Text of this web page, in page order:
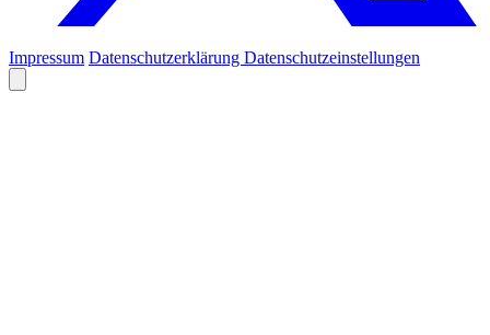
Impressum Datenschutzerklärung Datenschutzeinstellungen